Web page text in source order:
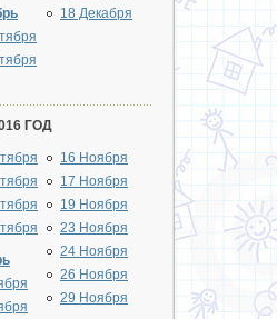
18 Декабря
ГОД
16 Ноября
17 Ноября
19 Ноября
23 Ноября
24 Ноября
26 Ноября
29 Ноября